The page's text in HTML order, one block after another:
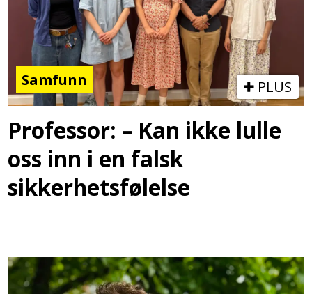
Samfunn PLUS
Professor: – Kan ikke lulle
oss inn i en falsk
sikkerhetsfølelse